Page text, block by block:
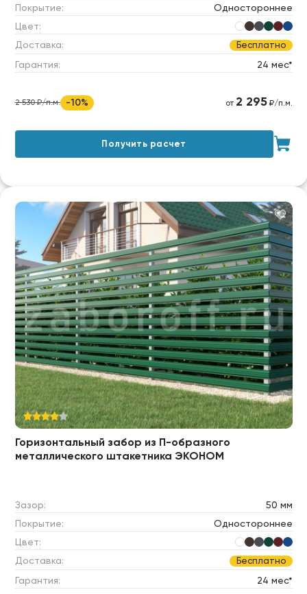
Покрытие:
Одностороннее
Цвет:
Доставка:
Бесплатно
Гарантия: 24 мес*
2 530 ₽/п.м. -10% от 2 295₽/п.м.
Получить расчет
Горизонтальный забор из П-образного
металлического штакетника ЭКОНОМ
Зазор:
50 мм
Покрытие:
Одностороннее
Цвет:
Доставка:
Бесплатно
Гарантия: 24 мес*